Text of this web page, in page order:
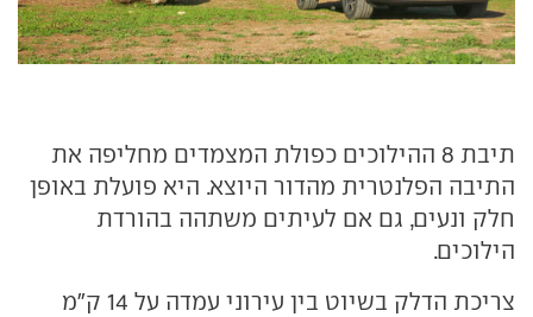
תיבת 8 ההילוכים כפולת המצמדים מחליפה את
התיבה הפלנטרית מהדור היוצא. היא פועלת באופן
חלק ונעים, גם אם לעיתים משתהה בהורדת
הילוכים.
צריכת הדלק בשיוט בין עירוני עמדה על 14 ק"מ